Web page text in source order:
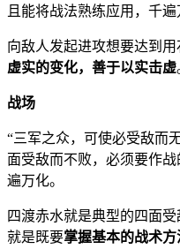
且能将战法熟练应用，千遍
向敌人发起进攻想要达到
虚实的变化，善于以实击虚
战场
“三军之众，可使必受敌而
面受敌而不败，必须要作
遍万化。
四渡赤水就是典型的四面
就是既要掌握基本的战术